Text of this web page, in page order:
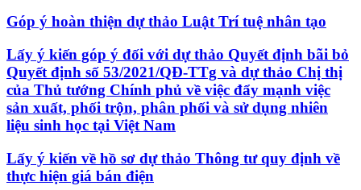
Góp ý hoàn thiện dự thảo Luật Trí tuệ nhân tạo
Lấy ý kiến góp ý đối với dự thảo Quyết định bãi bỏ
Quyết định số 53/2021/QĐ-TTg và dự thảo Chị thị
của Thủ tướng Chính phủ về việc đẩy mạnh việc
sản xuất, phối trộn, phân phối và sử dụng nhiên
liệu sinh học tại Việt Nam
Lấy ý kiến về hồ sơ dự thảo Thông tư quy định về
thực hiện giá bán điện